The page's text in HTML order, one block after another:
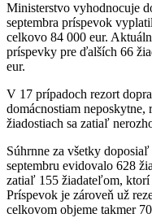
Ministerstvo vyhodnocuje
septembra príspevok
celkovo 84 000 eur.
príspevky pre ďalších 66
eur.
V 17 prípadoch rezort
domácnostiam neposkytne,
žiadostiach sa zatiaľ
Súhrnne za všetky
septembru evidovalo 628
zatiaľ 155 žiadateľom,
Príspevok je zároveň už
celkovom objeme takmer